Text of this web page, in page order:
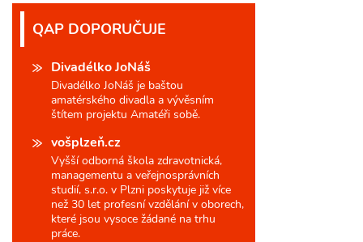
QAP DOPORUČUJE
Divadélko JoNáš
Divadélko JoNáš je baštou
amatérského divadla a vývěsním
štítem projektu Amatéři sobě.
vošplzeň.cz
Vyšší odborná škola zdravotnická,
managementu a veřejnosprávních
studií, s.r.o. v Plzni poskytuje již více
než 30 let profesní vzdělání v oborech,
které jsou vysoce žádané na trhu
práce.